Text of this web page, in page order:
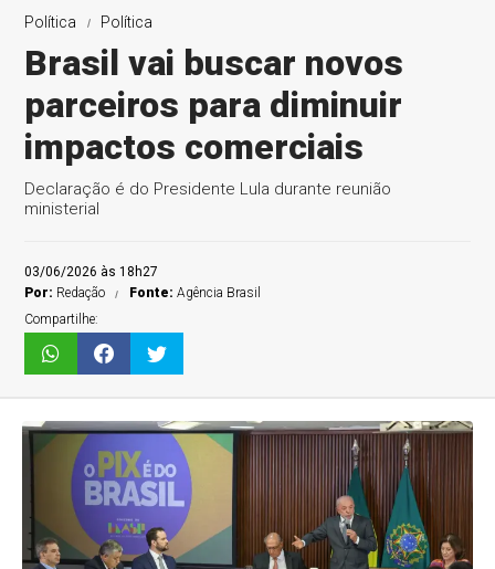
Política Política
Brasil vai buscar novos
parceiros para diminuir
impactos comerciais
Declaração é do Presidente Lula durante reunião
ministerial
03/06/2026 às 18h27
Por: Redação Fonte:Agência Brasil
Compartilhe: